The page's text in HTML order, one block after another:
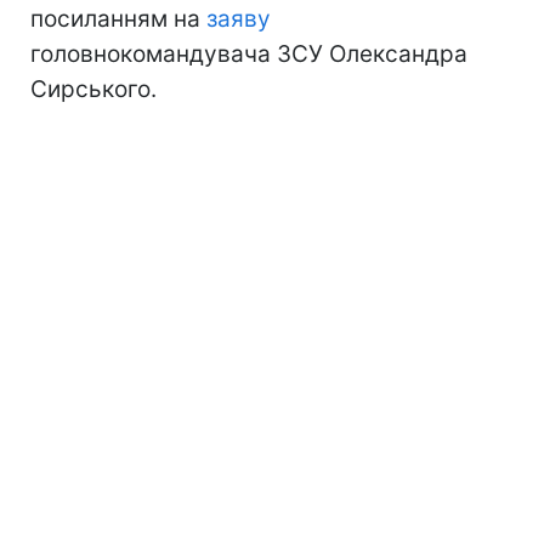
посиланням на заяву
головнокомандувача ЗСУ Олександра
Сирського.